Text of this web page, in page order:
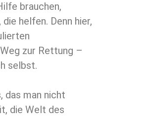
brauchen,
helfen. Denn hier,
zur Rettung –
selbst.
das man nicht
die Welt des